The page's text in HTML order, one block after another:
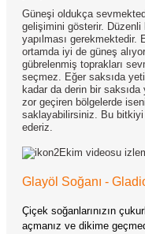
Güneşi oldukça
gelişimini gösterir.
yapılması
ortamda iyi de güneş
gübrelenmiş toprakları
seçmez. Eğer saksıda
kadar da derin bir
zor geçiren bölgelerde
saklayabilirsiniz. Bu
ederiz.
Ekim videosu
Glayöl Soğanı -
Çiçek soğanlarınızın
açmanız ve dikime